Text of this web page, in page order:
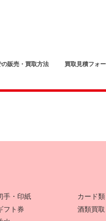
販売・買取方法 買取見積フォ
手・印紙
フト券
カード類
酒類買取